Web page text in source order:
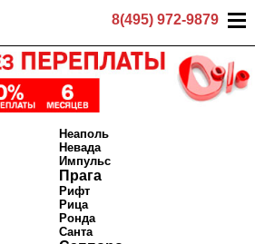
8(495) 972-9879
Неаполь
Невада
Импульс
Прага
Рифт
Рица
Ронда
Санта